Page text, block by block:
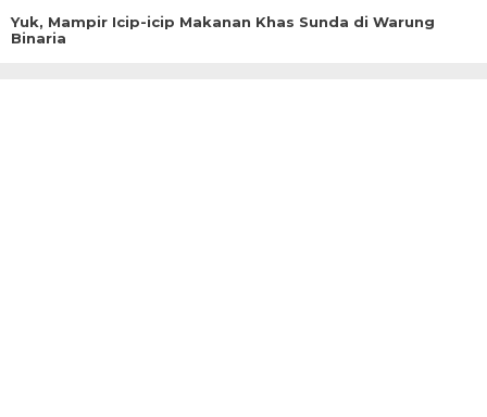
Yuk, Mampir Icip-icip Makanan Khas Sunda di Warung
Binaria